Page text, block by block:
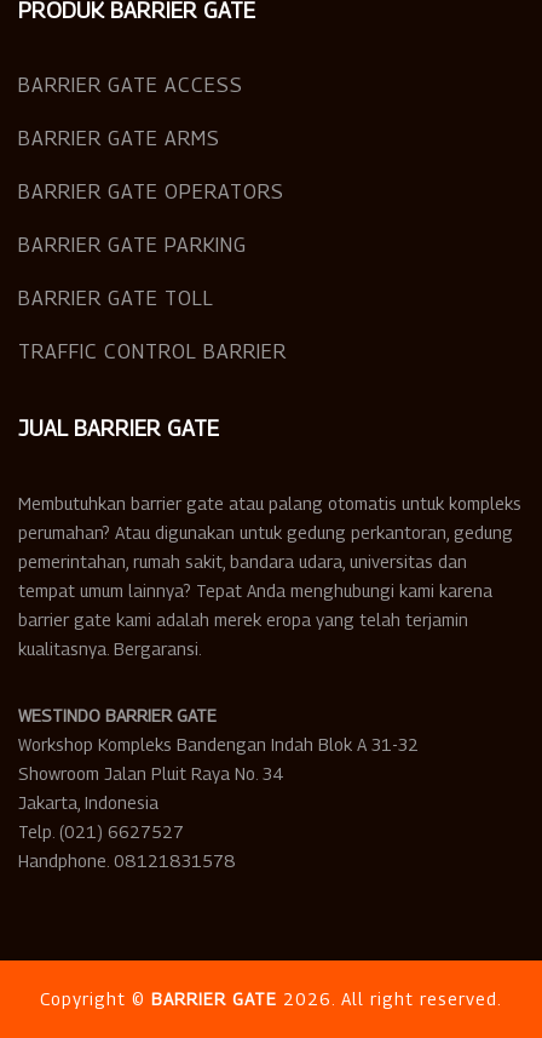
PRODUK BARRIER GATE
BARRIER GATE ACCESS
BARRIER GATE ARMS
BARRIER GATE OPERATORS
BARRIER GATE PARKING
BARRIER GATE TOLL
TRAFFIC CONTROL BARRIER
JUAL BARRIER GATE
Membutuhkan barrier gate atau palang otomatis untuk kompleks
perumahan? Atau digunakan untuk gedung perkantoran, gedung
pemerintahan, rumah sakit, bandara udara, universitas dan
tempat umum lainnya? Tepat Anda menghubungi kami karena
barrier gate kami adalah merek eropa yang telah terjamin
kualitasnya. Bergaransi.
WESTINDO BARRIER GATE
Workshop Kompleks Bandengan Indah Blok A 31-32
Showroom Jalan Pluit Raya No. 34
Jakarta, Indonesia
Telp. (021) 6627527
Handphone. 08121831578
Copyright © BARRIER GATE 2026. All right reserved.